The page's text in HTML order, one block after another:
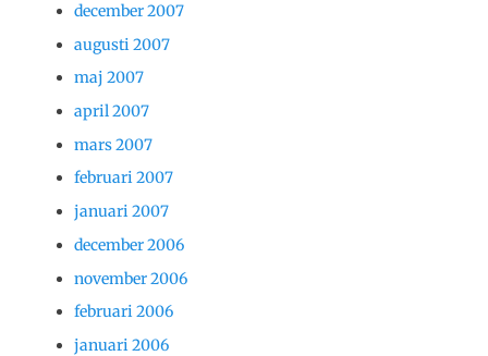
december 2007
augusti 2007
maj 2007
april 2007
mars 2007
februari 2007
januari 2007
december 2006
november 2006
februari 2006
januari 2006